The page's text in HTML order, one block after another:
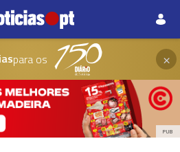
para os ×
PUB